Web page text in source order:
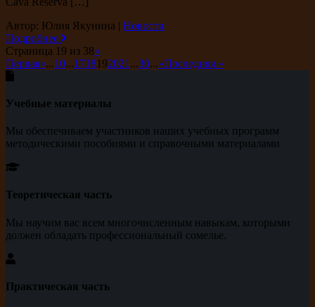
Автор: Юлия Якунина | Новости
Подробнее
Страница 19 из 38«
Первая«...10...1718192021 ...30...»Последняя »
Учебные материалы
Мы обеспечиваем участников наших учебных программ
методическими пособиями и справочными материалами
Теоретическая часть
Мы научим вас всем многочисленным навыкам, которыми
должен обладать профессиональный сомелье.
Практическая часть